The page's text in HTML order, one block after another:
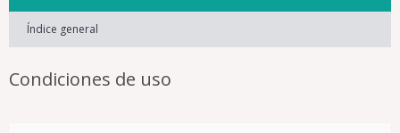
Índice general
Condiciones de uso